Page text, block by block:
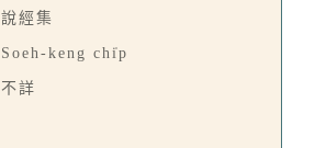
說經集
Soeh-keng chi̍p
不詳